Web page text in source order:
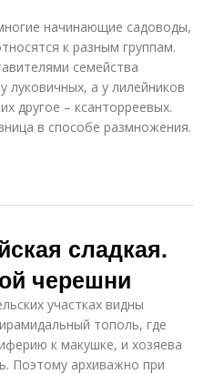
начинающие садоводы,
к разным группам.
семейства
луковичных, а у лилейников
другое – ксанторреевых.
в способе размножения.
сладкая.
черешни
участках видны
тополь, где
к макушке, и хозяева
Поэтому архиважно при